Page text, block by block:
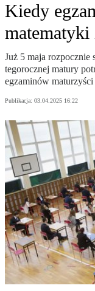
Kiedy
Już 5 maja rozpocznie
tegorocznej matury
egzaminów
Publikacja: 03.04.2025 16:22